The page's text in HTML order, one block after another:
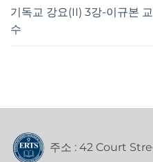
기독교 강요(II) 3강-이규본 교
수
주소 : 42 Court